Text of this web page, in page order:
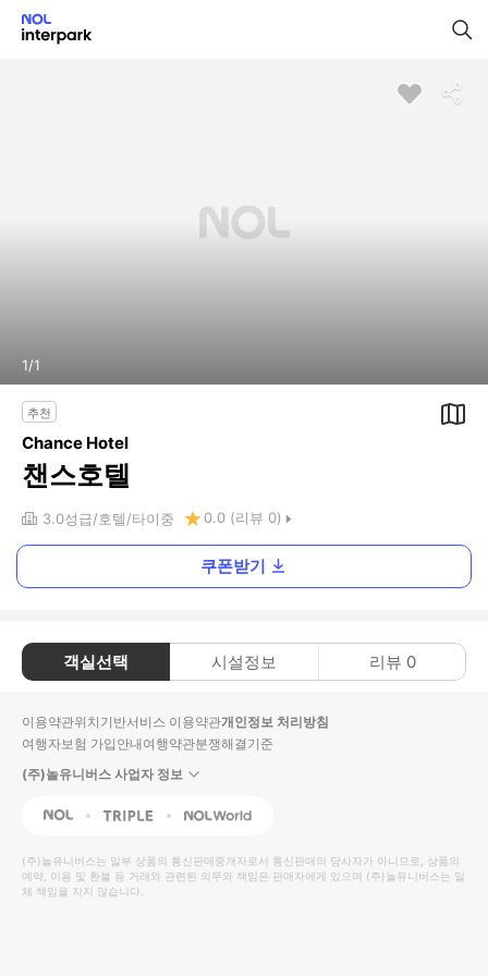
1/1
추천
Chance Hotel
챈스호텔
3.0성급 호텔 타이중 0.0 (리뷰 0)
쿠폰받기
객실선택 시설정보 리뷰 0
이용약관위치기반서비스 이용약관개인정보 처리방침
여행자보험 가입안내여행약관분쟁해결기준
(주)놀유니버스 사업자 정보
NOL Triple Interpark Global
(주)놀유니버스는 일부 상품의 통신판매중개자로서 통신판매의 당사자가 아니므로, 상품의
예약, 이용 및 환불 등 거래와 관련된 의무와 책임은 판매자에게 있으며 (주)놀유니버스는 일
체 책임을 지지 않습니다.